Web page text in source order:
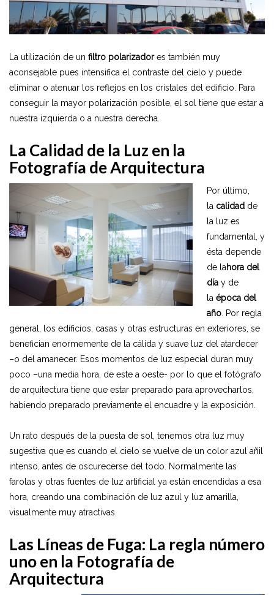
La utilización de un filtro polarizadores también muy
aconsejable pues intensifica el contraste del cielo y puede
eliminar o atenuar los reflejos en los cristales del edificio. Para
conseguir la mayor polarización posible, el sol tiene que estar a
nuestra izquierda o a nuestra derecha.
La Calidad de la Luz en la
Fotografía de Arquitectura
Por último,
la calidadde
la luz es
fundamental, y
ésta depende
de lahora del
díay de
la época del
año. Por regla
general, los edificios, casas y otras estructuras en exteriores, se
benefician enormemente de la cálida y suave luz del atardecer
–o del amanecer. Esos momentos de luz especial duran muy
poco –una media hora, de este a oeste- por lo que el fotógrafo
de arquitectura tiene que estar preparado para aprovecharlos,
habiendo preparado previamente el encuadre y la exposición.
Un rato después de la puesta de sol, tenemos otra luz muy
sugestiva que es cuando el cielo se vuelve de un color azul añil
intenso, antes de oscurecerse del todo. Normalmente las
farolas y otras fuentes de luz artificial ya están encendidas a esa
hora, creando una combinación de luz azul y luz amarilla,
visualmente muy atractivas.
Las Líneas de Fuga: La regla número
uno en la Fotografía de
Arquitectura